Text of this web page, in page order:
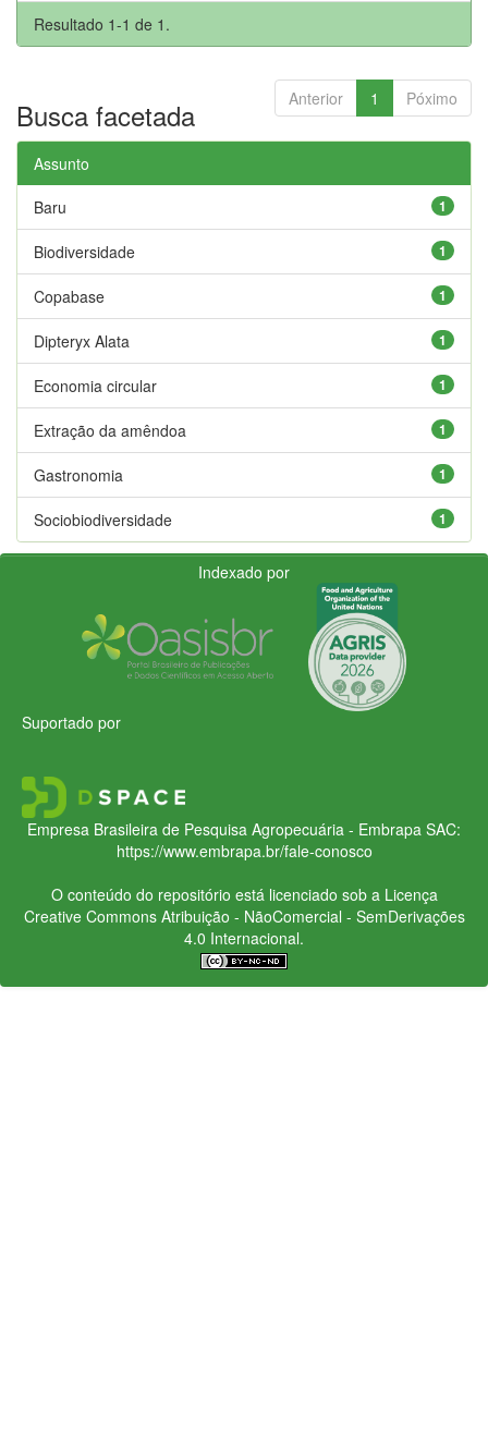
Resultado 1-1 de 1.
Anterior 1 Póximo
Busca facetada
Assunto
1
Baru
1
Biodiversidade
1
Copabase
1
Dipteryx Alata
1
Economia circular
1
Extração da amêndoa
1
Gastronomia
1
Sociobiodiversidade
Indexado por
Suportado por
Empresa Brasileira de Pesquisa Agropecuária - Embrapa SAC:
https://www.embrapa.br/fale-conosco
O conteúdo do repositório está licenciado sob a Licença
Creative CommonsAtribuição - NãoComercial - SemDerivações
4.0 Internacional.